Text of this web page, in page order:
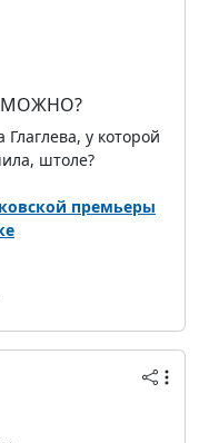
МОЖНО?
у которой
штоле?
премьеры